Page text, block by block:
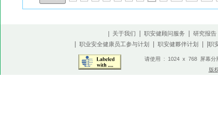
| 关于我们 职安健顾问服务 研究报告
职业安全健康员工参与计划 职安健夥伴计划 职
请使用 : 1024 x 768 屏幕分
版